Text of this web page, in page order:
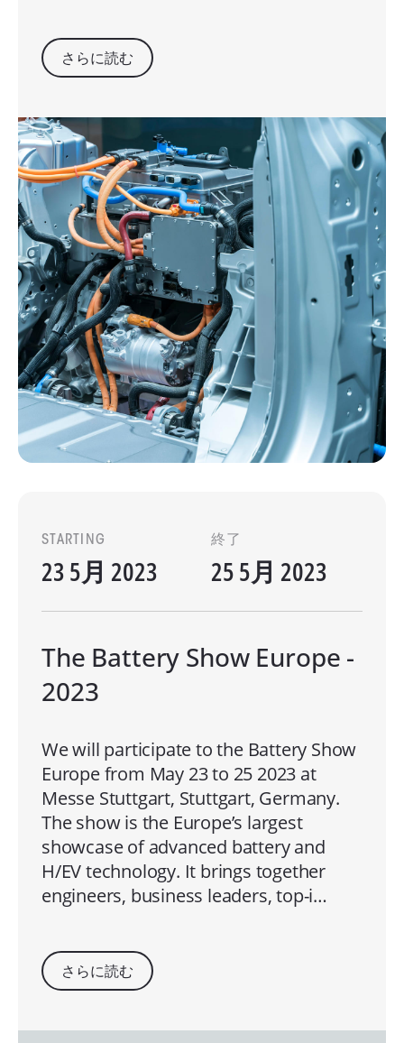
さらに読む
STARTING
23 5月 2023
終了
25 5月 2023
The Battery Show Europe -
2023
We will participate to the Battery Show
Europe from May 23 to 25 2023 at
Messe Stuttgart, Stuttgart, Germany.
The show is the Europe’s largest
showcase of advanced battery and
H/EV technology. It brings together
engineers, business leaders, top-i…
さらに読む